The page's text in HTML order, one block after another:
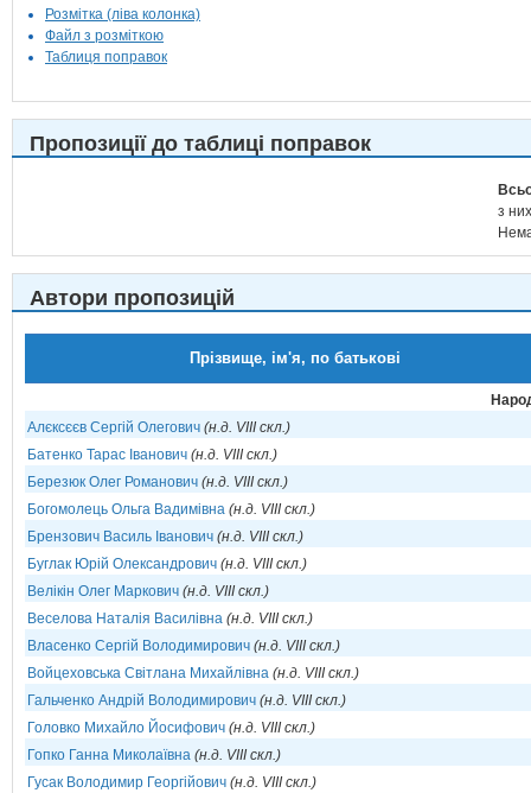
Розмітка (ліва колонка)
Файл з розміткою
Таблиця поправок
Пропозиції до таблиці поправок
з
Автори пропозицій
Прізвище, ім'я, по батькові
Алєксєєв Сергій Олегович (н.д. VIII скл.)
Батенко Тарас Іванович (н.д. VIII скл.)
Березюк Олег Романович (н.д. VIII скл.)
Богомолець Ольга Вадимівна (н.д. VIII скл.)
Брензович Василь Іванович (н.д. VIII скл.)
Буглак Юрій Олександрович (н.д. VIII скл.)
Велікін Олег Маркович (н.д. VIII скл.)
Веселова Наталія Василівна (н.д. VIII скл.)
Власенко Сергій Володимирович (н.д. VIII скл.)
Войцеховська Світлана Михайлівна (н.д. VIII скл.)
Гальченко Андрій Володимирович (н.д. VIII скл.)
Головко Михайло Йосифович (н.д. VIII скл.)
Гопко Ганна Миколаївна (н.д. VIII скл.)
Гусак Володимир Георгійович (н.д. VIII скл.)